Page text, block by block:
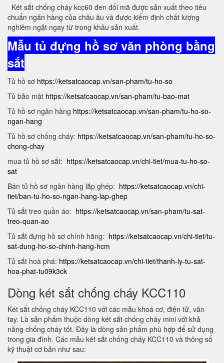
Két sắt chống cháy kcc60 đen đổi mã được sản xuất theo tiêu
chuẩn ngân hàng của châu âu và được kiểm định chất lượng
nghiêm ngặt ngay từ trong khâu sản xuất.
Mẫu tủ đựng hồ sơ văn phòng bằng
sắt
Tủ hồ sơ https://ketsatcaocap.vn/san-pham/tu-ho-so
Tủ bảo mật https://ketsatcaocap.vn/san-pham/tu-bao-mat
Tủ hồ sơ ngân hàng https://ketsatcaocap.vn/san-pham/tu-ho-so-
ngan-hang
Tủ hồ sơ chống cháy: https://ketsatcaocap.vn/san-pham/tu-ho-so-
chong-chay
mua tủ hồ sơ sắt: https://ketsatcaocap.vn/chi-tiet/mua-tu-ho-so-
sat
Bán tủ hồ sơ ngân hàng lắp ghép: https://ketsatcaocap.vn/chi-
tiet/ban-tu-ho-so-ngan-hang-lap-ghep
Tủ sắt treo quần áo: https://ketsatcaocap.vn/san-pham/tu-sat-
treo-quan-ao
Tủ sắt đựng hồ sơ chính hãng: https://ketsatcaocap.vn/chi-tiet/tu-
sat-dung-ho-so-chinh-hang-hcm
Tủ sắt hoà phá: https://ketsatcaocap.vn/chi-tiet/thanh-ly-tu-sat-
hoa-phat-tu09k3ck
Dòng két sắt chống cháy KCC110
Két sắt chống cháy KCC110 với các mẫu khoá cơ, điện tử, vân
tay. Là sản phẩm thuộc dòng két sắt chống cháy mini với khả
năng chống cháy tốt. Đây là dòng sản phẩm phù hợp để sử dụng
trong gia đình. Các mẫu két sắt chống cháy KCC110 và thông số
kỹ thuật cơ bản như sau: